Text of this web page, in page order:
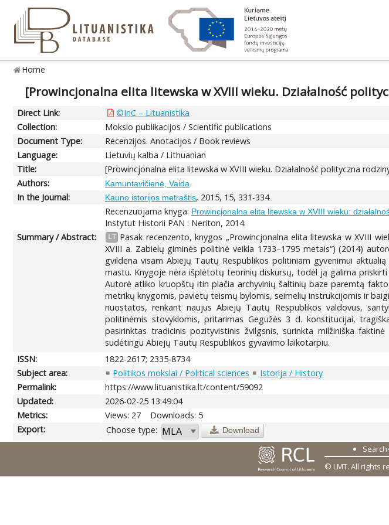
Home
[Prowincjonalna elita litewska w XVIII wieku. Działalność
Direct Link:
©InC – Lituanistika
Collection:
Mokslo publikacijos / Scientific publications
Document Type:
Recenzijos. Anotacijos / Book reviews
Language:
Lietuvių kalba / Lithuanian
Title:
[Prowincjonalna elita litewska w XVIII wieku. Działalność polityczna
Authors:
Kamuntavičienė, Vaida
In the Journal: Kauno istorijos metraštis, 2015, 15, 331-334
Recenzuojama knyga: Prowincjonalna elita litewska w XVIII wieku:
Instytut Historii PAN : Neriton, 2014.
Summary / Abstract:
LT Pasak recenzento, knygos „Prowincjonalna elita litewska w XVIII
XVIII a. Zabielų giminės politinė veikla 1733–1795 metais“) (2014)
gvildena visam Abiejų Tautų Respublikos politiniam gyvenimui
mastu. Knygoje nėra išplėtotų teorinių diskursų, todėl ją galima
Autorė atliko kruopštų itin plačia archyvinių šaltinių baze paremtą
metrikų knygomis, pavietų teismų bylomis, seimelių instrukcijomis ir
nuostatos, renkant naujus Abiejų Tautų Respublikos valdovus,
politinėmis stovyklomis, pritarimas Gegužės 3 d. konstitucijai,
pasirinktas tradicinis pozityvistinis žvilgsnis, surinkta milžiniška
sudėtingu Abiejų Tautų Respublikos gyvavimo laikotarpiu.
ISSN:
1822-2617; 2335-8734
Subject area:
Politikos mokslai / Political sciences
Istorija / History
Permalink:
https://www.lituanistika.lt/content/59092
Updated:
2026-02-25 13:49:04
Metrics:
Views: 27
Downloads: 5
Export:
Choose type: Download
Search
© LMT. All rights